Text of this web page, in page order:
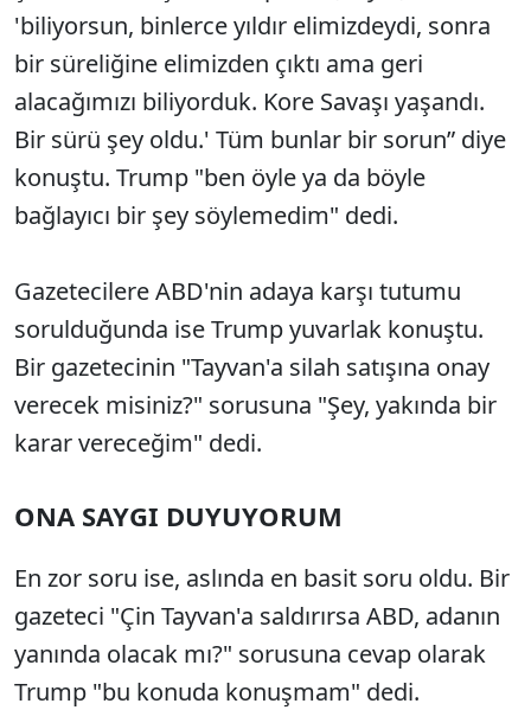
'biliyorsun, binlerce yıldır elimizdeydi, sonra
bir süreliğine elimizden çıktı ama geri
alacağımızı biliyorduk. Kore Savaşı yaşandı.
Bir sürü şey oldu.' Tüm bunlar bir sorun” diye
konuştu. Trump "ben öyle ya da böyle
bağlayıcı bir şey söylemedim" dedi.
Gazetecilere ABD'nin adaya karşı tutumu
sorulduğunda ise Trump yuvarlak konuştu.
Bir gazetecinin "Tayvan'a silah satışına onay
verecek misiniz?" sorusuna "Şey, yakında bir
karar vereceğim" dedi.
ONA SAYGI DUYUYORUM
En zor soru ise, aslında en basit soru oldu. Bir
gazeteci "Çin Tayvan'a saldırırsa ABD, adanın
yanında olacak mı?" sorusuna cevap olarak
Trump "bu konuda konuşmam" dedi.